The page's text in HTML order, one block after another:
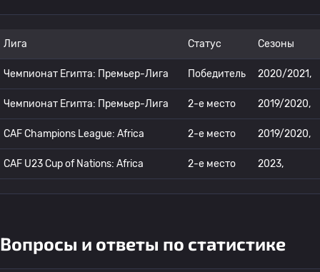
Лига Статус Сезоны
Чемпионат Египта: Премьер-Лига Победитель 2020/2021,
Чемпионат Египта: Премьер-Лига 2-е место 2019/2020,
CAF Champions League: Africa 2-е место 2019/2020,
CAF U23 Cup of Nations: Africa 2-е место 2023,
Вопросы и ответы по статистике